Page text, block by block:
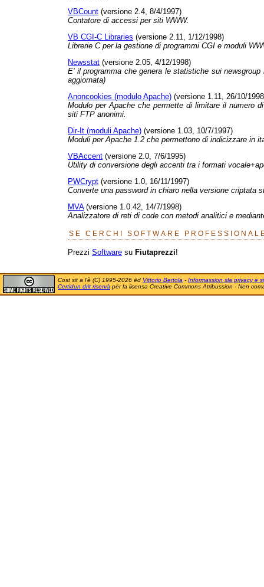
VBCount (versione 2.4, 8/4/1997)
Contatore di accessi per siti WWW.
VB CGI-C Libraries (versione 2.11, 1/12/1998)
Librerie C per la gestione di programmi CGI e moduli
Newsstat (versione 2.05, 4/12/1998)
E' il programma che genera le statistiche sui
aggiornata)
Anoncookies (modulo Apache) (versione 1.11, 26/10/
Modulo per Apache che permette di limitare il numero
siti FTP anonimi.
Dir-It (moduli Apache) (versione 1.03, 10/7/1997)
Moduli per Apache 1.2 che permettono di indicizzare in
VBAccent (versione 2.0, 7/6/1995)
Utility di conversione degli accenti tra i formati
PWCrypt (versione 1.0, 16/11/1997)
Converte una password in chiaro nella versione criptata
MVA(versione 1.0.42, 14/7/1998)
Analizzatore di reti di code con metodi analitici e
SE CERCHI SOFTWARE
Prezzi Software su Fiutaprezzi!
Cost sit a l'è (C) 1995-2026 ëd Vittorio Bertola - Informassion sla privacy e
Certidun drit riservà për la licensa Creative Commons Atribussion - Nen